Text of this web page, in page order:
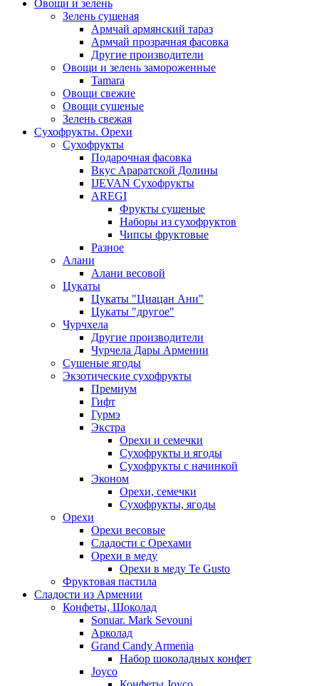
Овощи и зелень
Зелень сушеная
Армчай армянский тараз
Армчай прозрачная фасовка
Другие производители
Овощи и зелень замороженные
Tamara
Овощи свежие
Овощи сушеные
Зелень свежая
Сухофрукты. Орехи
Сухофрукты
Подарочная фасовка
Вкус Араратской Долины
IJEVAN Сухофрукты
AREGI
Фрукты сушеные
Наборы из сухофруктов
Чипсы фруктовые
Разное
Алани
Алани весовой
Цукаты
Цукаты "Циацан Ани"
Цукаты "другое"
Чурчхела
Другие производители
Чурчела Дары Армении
Сушеные ягоды
Экзотические сухофрукты
Премиум
Гифт
Гурмэ
Экстра
Орехи и семечки
Сухофрукты и ягоды
Сухофрукты с начинкой
Эконом
Орехи, семечки
Сухофрукты, ягоды
Орехи
Орехи весовые
Сладости с Орехами
Орехи в меду
Орехи в меду Te Gusto
Фруктовая пастила
Сладости из Армении
Конфеты, Шоколад
Sonuar. Mark Sevouni
Арколад
Grand Candy Armenia
Набор шоколадных конфет
Joyco